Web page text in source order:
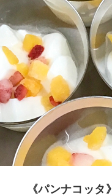
《パンナコッタ》